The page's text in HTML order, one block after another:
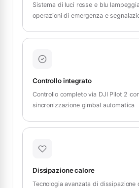
Sistema di luci rosse e blu
operazioni di emergenza e
Controllo integrato
Controllo completo via DJI Pilot 2
sincronizzazione gimbal automatica
Dissipazione calore
Tecnologia avanzata di dissipazione